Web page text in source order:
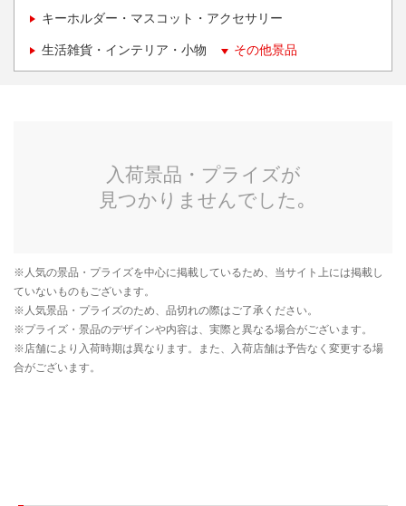
キーホルダー・マスコット・アクセサリー
生活雑貨・インテリア・小物 その他景品